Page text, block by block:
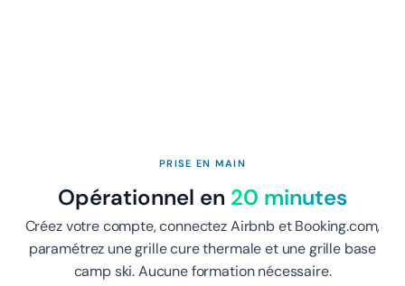
PRISE EN MAIN
Opérationnel en 20 minutes
Créez votre compte, connectez Airbnb et Booking.com,
paramétrez une grille cure thermale et une grille base
camp ski. Aucune formation nécessaire.